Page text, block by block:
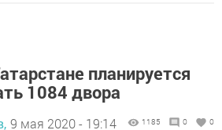
планируется
1084 двора
9 мая 2020 - 19:14 1185 0 0